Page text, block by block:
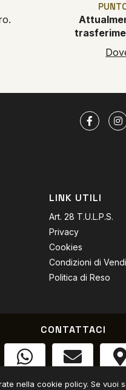
LINK UTILI
Art. 28 T.U.L.P.S.
Privacy
Cookies
Condizioni di
Politica di Reso
CONTATTACI
Whatsapp Email
nella cookie policy. Se vuoi